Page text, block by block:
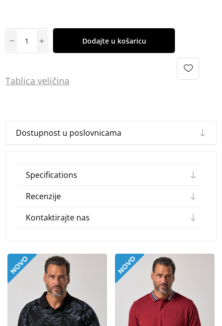
Dodajte u košaricu
Tablica veličina
Dostupnost u poslovnicama
Specifications
Recenzije
Kontaktirajte nas